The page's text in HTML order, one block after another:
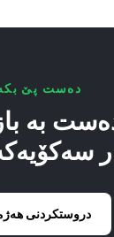
دەست پێ
بە
دروستکردنی